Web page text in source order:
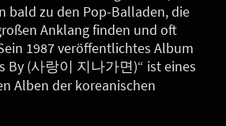
bald zu den Pop-Balladen, die
Anklang finden und oft
1987 veröffentlichtes Album
By (사랑이 지나가면)“ ist eines
Alben der koreanischen